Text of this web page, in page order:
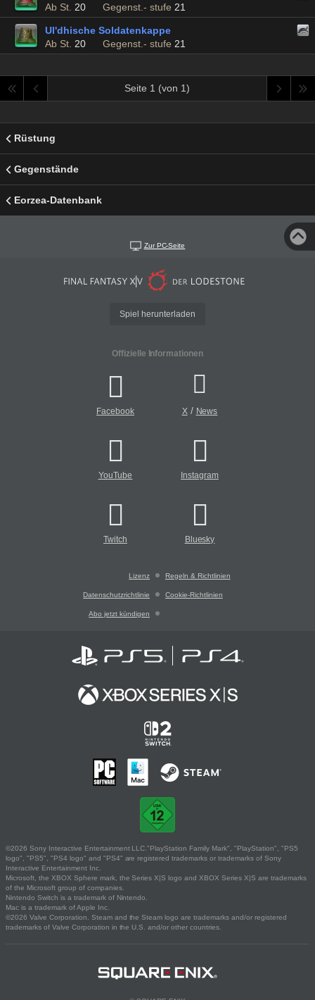
Ab St. 20 Gegenst.- stufe 21
Ul'dhische Soldatenkappe
Ab St. 20 Gegenst.- stufe 21
Seite 1 (von 1)
Rüstung
Gegenstände
Eorzea-Datenbank
Zur PC-Seite
Spiel herunterladen
Offizielle Informationen
Facebook X/ News
YouTube Instagram
Twitch Bluesky
Lizenz Regeln & Richtlinien
Datenschutzrichtlinie Cookie-Richtlinien
Abo jetzt kündigen
©2026 Sony Interactive Entertainment LLC."PlayStation Family Mark", "PlayStation", "PS5
logo", "PS5", "PS4 logo" and "PS4" are registered trademarks or trademarks of Sony
Interactive Entertainment Inc.
Microsoft, the XBOX Sphere mark, the Series X|S logo and XBOX Series X|S are trademarks
of the Microsoft group of companies.
Nintendo Switch is a trademark of Nintendo.
Mac is a trademark of Apple Inc.
©2026 Valve Corporation. Steam and the Steam logo are trademarks and/or registered
trademarks of Valve Corporation in the U.S. and/or other countries.